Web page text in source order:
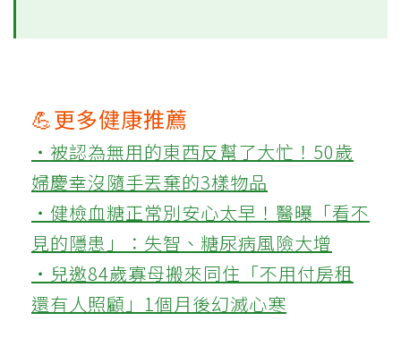
💪更多健康推薦
‧被認為無用的東西反幫了大忙！50歲
婦慶幸沒隨手丟棄的3樣物品
‧健檢血糖正常別安心太早！醫曝「看不
見的隱患」：失智、糖尿病風險大增
‧兒邀84歲寡母搬來同住「不用付房租
還有人照顧」1個月後幻滅心寒